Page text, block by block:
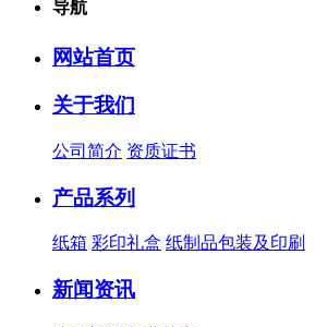
导航
网站首页
关于我们
公司简介 资质证书
产品系列
纸箱 彩印礼盒 纸制品包装及印刷
新闻资讯